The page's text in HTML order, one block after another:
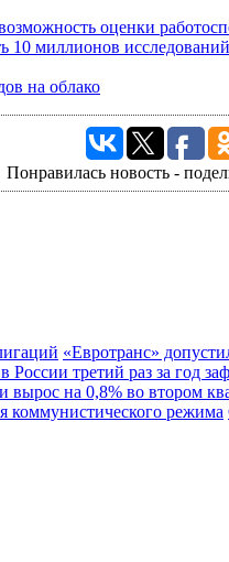
оценки
10 миллионов исследований
на облако
Понравилась новость -
«Евротранс»
России третий раз за год
на 0,8% во втором